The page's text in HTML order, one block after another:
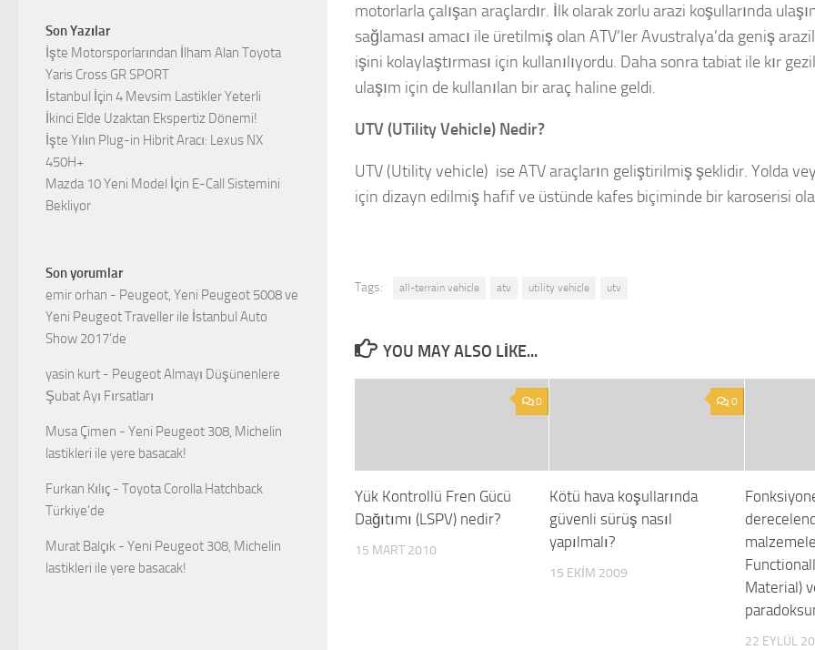
motorlarla çalışan araçlardır. İlk olarak zorlu arazi koşullarında
sağlaması amacı ile üretilmiş olan ATV’ler Avustralya’da geniş
işini kolaylaştırması için kullanılıyordu. Daha sonra tabiat ile kır
ulaşım için de kullanılan bir araç haline geldi.
UTV (UTility Vehicle) Nedir?
UTV (Utility vehicle) ise ATV araçların geliştirilmiş şeklidir. Yolda
için dizayn edilmiş hafif ve üstünde kafes biçiminde bir karoserisi
Tags: all-terrain vehicle atv utility vehicle utv
YOU MAY ALSO LIKE...
0
Yük Kontrollü Fren Gücü
Dağıtımı (LSPV) nedir?
15 MART 2010
0
Kötü hava koşullarında
güvenli sürüş nasıl
yapılmalı?
15 EKIM 2009
Material)
22 EYLÜL
Son Yazılar
İşte Motorsporlarından İlham Alan Toyota
Yaris Cross GR SPORT
İstanbul İçin 4 Mevsim Lastikler Yeterli
İkinci Elde Uzaktan Ekspertiz Dönemi!
İşte Yılın Plug-in Hibrit Aracı: Lexus NX
450H+
Mazda 10 Yeni Model İçin E-Call Sistemini
Bekliyor
Son yorumlar
emir orhan - Peugeot, Yeni Peugeot 5008 ve
Yeni Peugeot Traveller ile İstanbul Auto
Show 2017’de
yasin kurt - Peugeot Almayı Düşünenlere
Şubat Ayı Fırsatları
Musa Çimen - Yeni Peugeot 308, Michelin
lastikleri ile yere basacak!
Furkan Kılıç - Toyota Corolla Hatchback
Türkiye’de
Murat Balçık - Yeni Peugeot 308, Michelin
lastikleri ile yere basacak!